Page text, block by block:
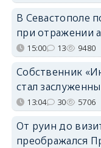
В Севастополе
при отражении
15:00 13 9480
Собственник
стал
13:04 30 5706
От руин до
преображался